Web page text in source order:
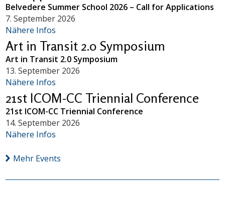
Belvedere Summer School 2026 – Call for Applications
7. September 2026
Nähere Infos
Art in Transit 2.0 Symposium
Art in Transit 2.0 Symposium
13. September 2026
Nähere Infos
21st ICOM-CC Triennial Conference
21st ICOM-CC Triennial Conference
14. September 2026
Nähere Infos
Mehr Events